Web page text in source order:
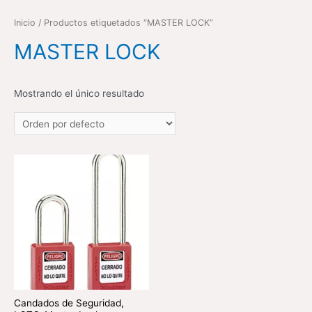
Inicio / Productos etiquetados “MASTER LOCK”
MASTER LOCK
Mostrando el único resultado
Candados de Seguridad,